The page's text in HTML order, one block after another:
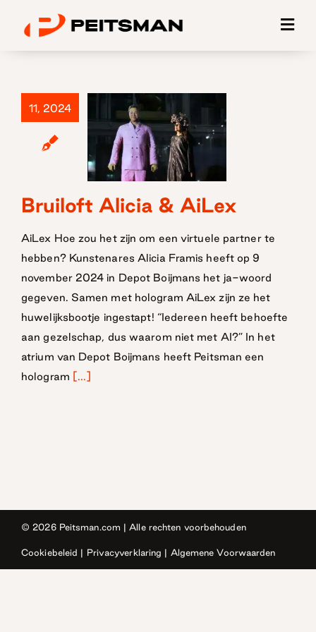
inhoud
11, 2024
Bruiloft Alicia
& AiLex
Bruiloft Alicia & AiLex
AiLex Hoe zou het zijn om een virtuele partner te
hebben? Kunstenares Alicia Framis heeft op 9
november 2024 in Depot Boijmans het ja-woord
gegeven. Samen met hologram AiLex zijn ze het
huwelijksbootje ingestapt! “Iedereen heeft behoefte
aan gezelschap, dus waarom niet met AI?” In het
atrium van Depot Boijmans heeft Peitsman een
hologram [...]
© 2026 Peitsman.com | Alle rechten voorbehouden
Cookiebeleid | Privacyverklaring | Algemene Voorwaarden